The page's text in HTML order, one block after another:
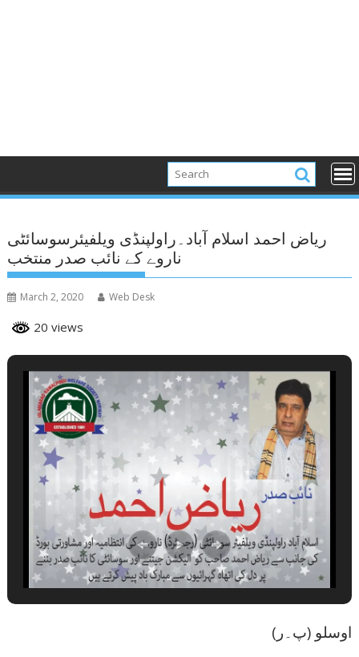
ریاض احمد اسلام آباد۔راولپنڈی ویلفیئرسوسائٹی
ناروے کے نائب صدر منتخب
March 2, 2020 Web Desk
20 views
اوسلو (پ۔ر)